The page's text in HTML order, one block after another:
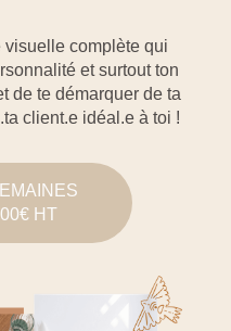
visuelle complète qui
et surtout ton
de te démarquer de ta
client.e idéal.e à toi !
HT